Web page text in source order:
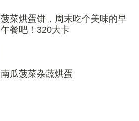
菠菜烘蛋饼，周末吃个美味的早
午餐吧！320大卡
南瓜菠菜杂蔬烘蛋